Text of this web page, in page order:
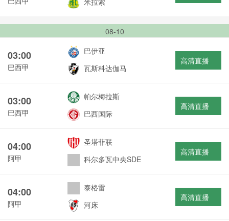
08-10
03:00
巴西甲
巴伊亚
瓦斯科达伽马
高清直播
03:00
巴西甲
帕尔梅拉斯
巴西国际
高清直播
04:00
阿甲
圣塔菲联
科尔多瓦中央SDE
高清直播
04:00
阿甲
泰格雷
河床
高清直播